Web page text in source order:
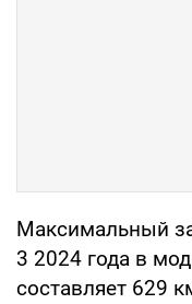
Максимальный
3 2024 года в
составляет 629